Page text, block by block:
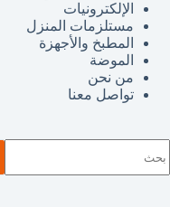
الإلكترونيات
مستلزمات المنزل
المطبخ والأجهزة
الموضة
من نحن
تواصل معنا
توجد